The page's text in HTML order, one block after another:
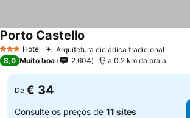
3 EstrelasHotel Arquitetura cicládica tradicional
Porto Castello
8,0 Muito boa 2.604 a 0.2 km da praia
De € 34
Consulte os preços de 11 sites